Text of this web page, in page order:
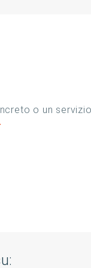
o un